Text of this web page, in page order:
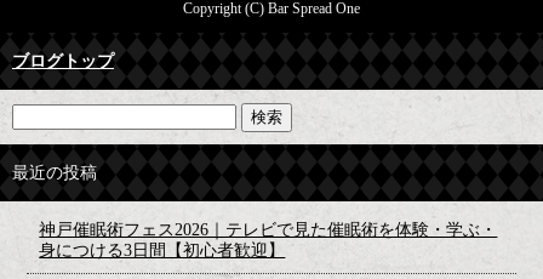
Copyright (C) Bar Spread One
ブログトップ
最近の投稿
神戸催眠術フェス2026｜テレビで見た催眠術を体験・学ぶ・
身につける3日間【初心者歓迎】